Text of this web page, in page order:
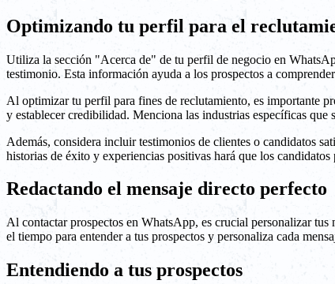
Optimizando tu perfil para el
Utiliza la sección "Acerca de" de tu perfil de negocio en
testimonio. Esta información ayuda a los prospectos a
Al optimizar tu perfil para fines de reclutamiento, es importante
y establecer credibilidad. Menciona las industrias específicas
Además, considera incluir testimonios de clientes o candidatos
historias de éxito y experiencias positivas hará que los
Redactando el mensaje directo perfecto
Al contactar prospectos en WhatsApp, es crucial personalizar tus
el tiempo para entender a tus prospectos y personaliza cada
Entendiendo a tus prospectos